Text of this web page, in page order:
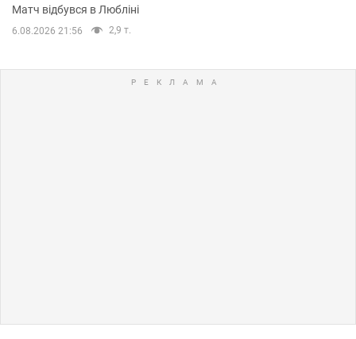
Матч відбувся в Любліні
6.08.2026 21:56 2,9 т.